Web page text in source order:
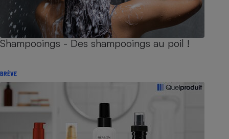
Shampooings - Des shampooings au poil !
BRÈVE